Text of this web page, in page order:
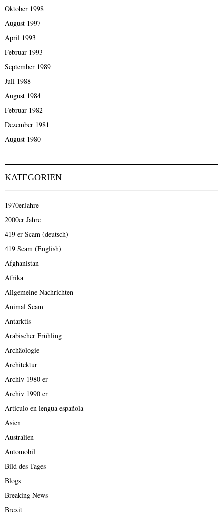
Oktober 1998
August 1997
April 1993
Februar 1993
September 1989
Juli 1988
August 1984
Februar 1982
Dezember 1981
August 1980
KATEGORIEN
1970erJahre
2000er Jahre
419 er Scam (deutsch)
419 Scam (English)
Afghanistan
Afrika
Allgemeine Nachrichten
Animal Scam
Antarktis
Arabischer Frühling
Archäologie
Architektur
Archiv 1980 er
Archiv 1990 er
Artículo en lengua española
Asien
Australien
Automobil
Bild des Tages
Blogs
Breaking News
Brexit